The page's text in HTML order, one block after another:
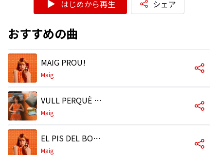
はじめから再生 シェア
おすすめの曲
MAIG PROU!
Maig
VULL PERQUÈ NO PUC
Maig
EL PIS DEL BORN
Maig